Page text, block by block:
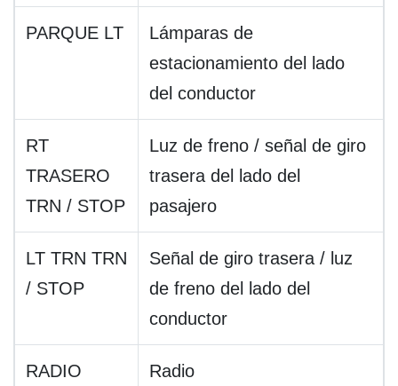
PARQUE LT
Lámparas de
estacionamiento del lado
del conductor
RT
TRASERO
TRN / STOP
Luz de freno / señal de giro
trasera del lado del
pasajero
LT TRN TRN
/ STOP
Señal de giro trasera / luz
de freno del lado del
conductor
RADIO Radio